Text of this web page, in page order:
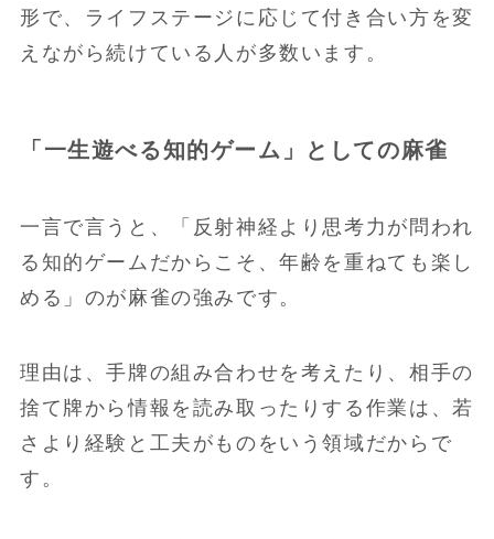
形で、ライフステージに応じて付き合い方を変
えながら続けている人が多数います。
「一生遊べる知的ゲーム」としての麻雀
一言で言うと、「反射神経より思考力が問われ
る知的ゲームだからこそ、年齢を重ねても楽し
める」のが麻雀の強みです。
理由は、手牌の組み合わせを考えたり、相手の
捨て牌から情報を読み取ったりする作業は、若
さより経験と工夫がものをいう領域だからで
す。